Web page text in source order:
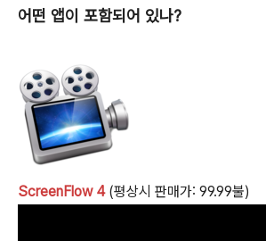
어떤 앱이 포함되어 있나?
ScreenFlow 4(평상시 판매가: 99.99불)